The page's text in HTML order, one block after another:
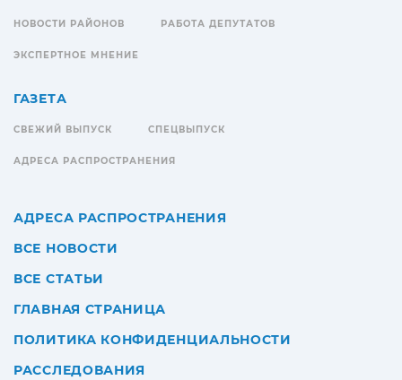
НОВОСТИ РАЙОНОВ РАБОТА ДЕПУТАТОВ
ЭКСПЕРТНОЕ МНЕНИЕ
ГАЗЕТА
СВЕЖИЙ ВЫПУСК СПЕЦВЫПУСК
АДРЕСА РАСПРОСТРАНЕНИЯ
АДРЕСА РАСПРОСТРАНЕНИЯ
ВСЕ НОВОСТИ
ВСЕ СТАТЬИ
ГЛАВНАЯ СТРАНИЦА
ПОЛИТИКА КОНФИДЕНЦИАЛЬНОСТИ
РАССЛЕДОВАНИЯ